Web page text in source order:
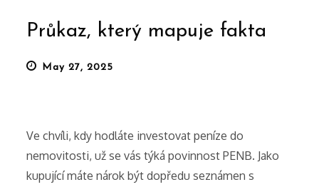
Průkaz, který mapuje fakta
Posted
May 27, 2025
Ve chvíli, kdy hodláte investovat peníze do
nemovitosti, už se vás týká povinnostPENB. Jako
kupující máte nárok být dopředu seznámen s